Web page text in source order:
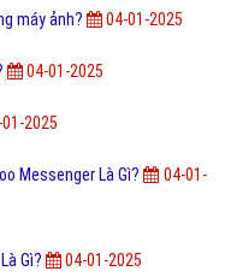
máy ảnh? 04-01-2025
04-01-2025
2025
Messenger Là Gì?
04-01-
Gì? 04-01-2025